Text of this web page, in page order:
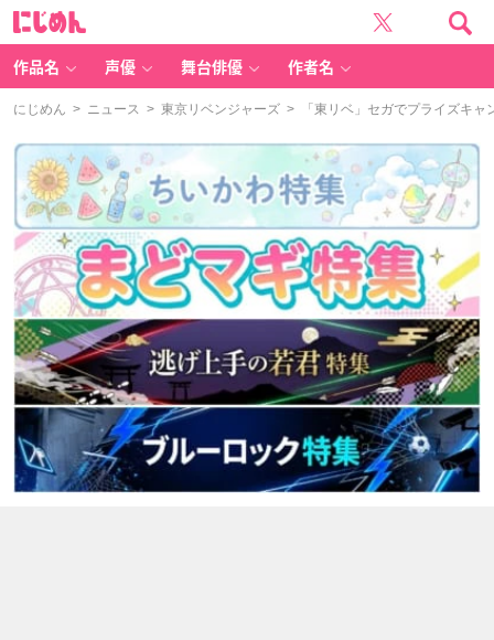
作品名 声優 舞台俳優 作者名
にじめん > ニュース > 東京リベンジャーズ > 「東リベ」セガでプライズキャ